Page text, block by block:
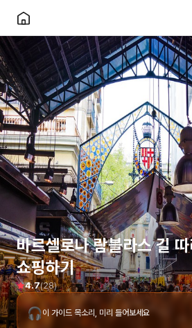
바르셀로나 람블라스 길
쇼핑하기
4.7(28)
🎧이 가이드 목소리, 미리 들어보세요